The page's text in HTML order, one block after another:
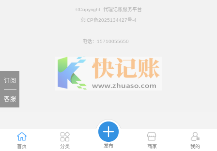
首页 分类 发布 商家 我的
订阅
客服
©Copyright 代理记账服务平台
京ICP备2025134427号-4
电话： 15710055650